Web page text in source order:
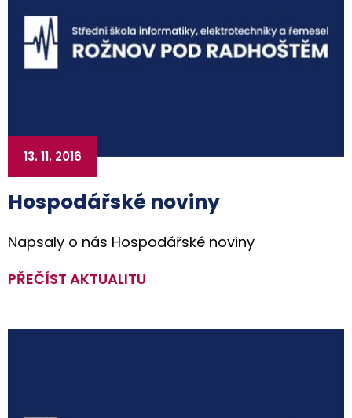
Hospodářské noviny
13. 11. 2016
Napsaly o nás Hospodářské noviny
PŘEČÍST AKTUALITU